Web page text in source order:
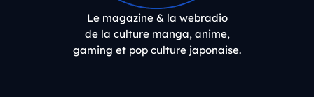
Le magazine & la webradio
de la culture manga, anime,
gaming et pop culture japonaise.